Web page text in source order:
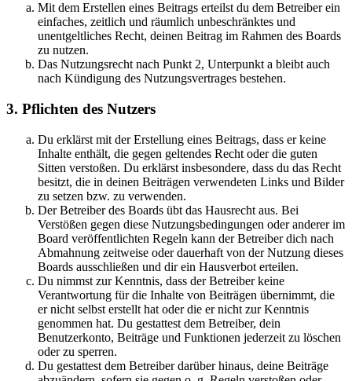
Mit dem Erstellen eines Beitrags erteilst du dem Betreiber ein
einfaches, zeitlich und räumlich unbeschränktes und
unentgeltliches Recht, deinen Beitrag im Rahmen des Boards
zu nutzen.
Das Nutzungsrecht nach Punkt 2, Unterpunkt a bleibt auch
nach Kündigung des Nutzungsvertrages bestehen.
3. Pflichten des Nutzers
Du erklärst mit der Erstellung eines Beitrags, dass er keine
Inhalte enthält, die gegen geltendes Recht oder die guten
Sitten verstoßen. Du erklärst insbesondere, dass du das Recht
besitzt, die in deinen Beiträgen verwendeten Links und Bilder
zu setzen bzw. zu verwenden.
Der Betreiber des Boards übt das Hausrecht aus. Bei
Verstößen gegen diese Nutzungsbedingungen oder anderer im
Board veröffentlichten Regeln kann der Betreiber dich nach
Abmahnung zeitweise oder dauerhaft von der Nutzung dieses
Boards ausschließen und dir ein Hausverbot erteilen.
Du nimmst zur Kenntnis, dass der Betreiber keine
Verantwortung für die Inhalte von Beiträgen übernimmt, die
er nicht selbst erstellt hat oder die er nicht zur Kenntnis
genommen hat. Du gestattest dem Betreiber, dein
Benutzerkonto, Beiträge und Funktionen jederzeit zu löschen
oder zu sperren.
Du gestattest dem Betreiber darüber hinaus, deine Beiträge